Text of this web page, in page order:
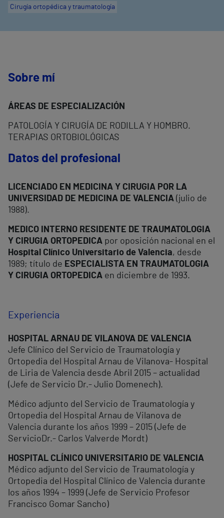
Cirugía ortopédica y traumatología
Sobre mí
ÁREAS DE ESPECIALIZACIÓN
PATOLOGÍA Y CIRUGÍA DE RODILLA Y HOMBRO.
TERAPIAS ORTOBIOLÓGICAS
Datos del profesional
LICENCIADO EN MEDICINA Y CIRUGIA POR LA
UNIVERSIDAD DE MEDICINA DE VALENCIA (julio de
1988).
MEDICO INTERNO RESIDENTE DE TRAUMATOLOGIA
Y CIRUGIA ORTOPEDICA por oposición nacional en el
Hospital Clínico Universitario de Valencia, desde
1989; título de ESPECIALISTA EN TRAUMATOLOGIA
Y CIRUGIA ORTOPEDICA en diciembre de 1993.
Experiencia
HOSPITAL ARNAU DE VILANOVA DE VALENCIA
Jefe Clínico del Servicio de Traumatología y
Ortopedia del Hospital Arnau de Vilanova- Hospital
de Liria de Valencia desde Abril 2015 – actualidad
(Jefe de Servicio Dr.- Julio Domenech).
Médico adjunto del Servicio de Traumatología y
Ortopedia del Hospital Arnau de Vilanova de
Valencia durante los años 1999 – 2015 (Jefe de
ServicioDr.- Carlos Valverde Mordt)
HOSPITAL CLÍNICO UNIVERSITARIO DE VALENCIA
Médico adjunto del Servicio de Traumatología y
Ortopedia del Hospital Clínico de Valencia durante
los años 1994 – 1999 (Jefe de Servicio Profesor
Francisco Gomar Sancho)